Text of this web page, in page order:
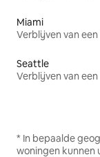
Miami
Verblijven van
Seattle
Verblijven van
* In bepaalde
woningen kunnen